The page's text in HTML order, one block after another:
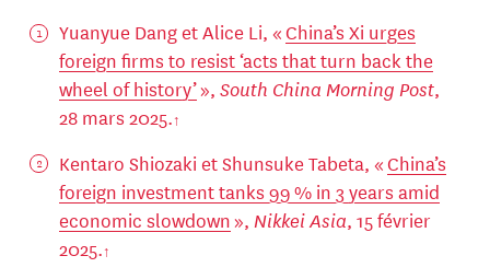
Yuanyue Dang et Alice Li, «China’s Xi urges
foreign firms to resist ‘acts that turn back the
wheel of history’», South China Morning Post,
28 mars 2025.
Kentaro Shiozaki et Shunsuke Tabeta, «China’s
foreign investment tanks 99 % in 3 years amid
economic slowdown», Nikkei Asia, 15 février
2025.